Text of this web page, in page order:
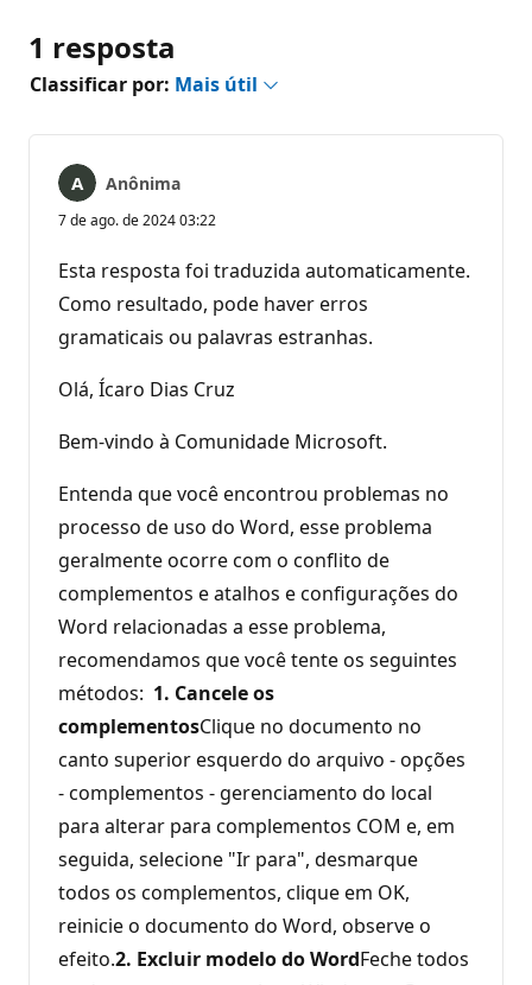
1 resposta
Classificar por: Mais útil
Anônima
7 de ago. de 2024 03:22
Esta resposta foi traduzida automaticamente.
Como resultado, pode haver erros
gramaticais ou palavras estranhas.
Olá, Ícaro Dias Cruz
Bem-vindo à Comunidade Microsoft.
Entenda que você encontrou problemas no
processo de uso do Word, esse problema
geralmente ocorre com o conflito de
complementos e atalhos e configurações do
Word relacionadas a esse problema,
recomendamos que você tente os seguintes
métodos: 1. Cancele os
complementosClique no documento no
canto superior esquerdo do arquivo - opções
- complementos - gerenciamento do local
para alterar para complementos COM e, em
seguida, selecione "Ir para", desmarque
todos os complementos, clique em OK,
reinicie o documento do Word, observe o
efeito.2. Excluir modelo do WordFeche todos